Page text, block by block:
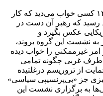
عفری در سوسنگرد